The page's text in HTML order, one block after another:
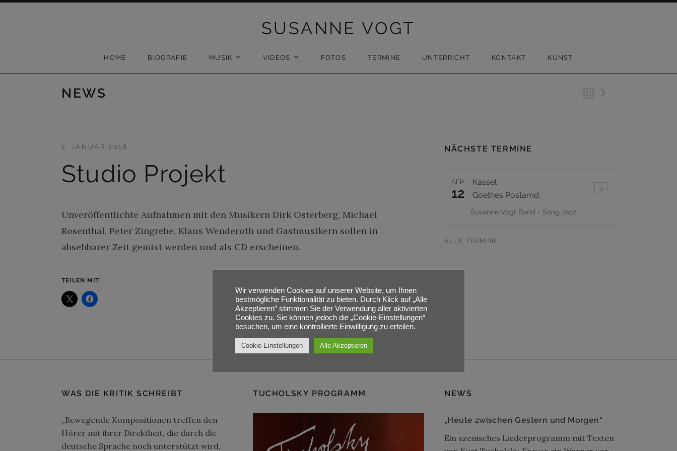
SUSANNE VOGT
HOME BIOGRAFIE MUSIK EXPAND SUBMENU
VIDEOS EXPAND SUBMENU
FOTOS TERMINE UNTERRICHT KONTAKT KUNST
NEWS
Studio Projekt
2. JANUAR 2018
Unveröffentlichte Aufnahmen mit den Musikern Dirk Osterberg, Michael
Rosenthal, Peter Zingrebe, Klaus Wenderoth und Gastmusikern sollen in
absehbarer Zeit gemixt werden und als CD erscheinen.
TEILEN MIT:
NÄCHSTE TERMINE
Kassel
SEP.
12 Goethes Postamd
Susanne Vogt Band - Song Jazz
ALLE TERMINE
WAS DIE KRITIK SCHREIBT
„Bewegende Kompositionen treffen den
Hörer mit ihrer Direktheit, die durch die
deutsche Sprache noch unterstützt wird,
TUCHOLSKY PROGRAMM NEWS
„Heute zwischen Gestern und Morgen“
Ein szenisches Liederprogramm mit Texten
Wir verwenden Cookies auf unserer Website, um Ihnen
bestmögliche Funktionalität zu bieten. Durch Klick auf „Alle
Akzeptieren“ stimmen Sie der Verwendung aller aktivierten
Cookies zu. Sie können jedoch die „Cookie-Einstellungen“
besuchen, um eine kontrollierte Einwilligung zu erteilen.
Cookie-Einstellungen Alle Akzeptieren